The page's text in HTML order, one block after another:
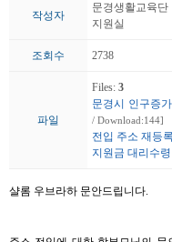
작성자
문경생활교육
지원실
조회수 2738
파일
Files: 3
문경시 인구증
/ Download:144]
전입 주소 재등
지원금 대리수
샬롬 우브라하 문안드립니다.